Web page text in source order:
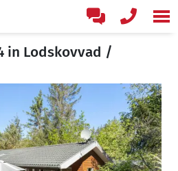
in Lodskovvad /